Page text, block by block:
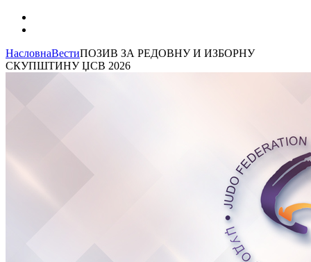
НасловнаВестиПОЗИВ ЗА РЕДОВНУ И ИЗБОРНУ
СКУПШТИНУ ЏСВ 2026